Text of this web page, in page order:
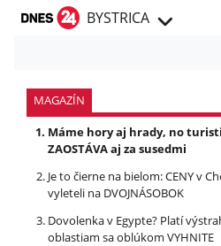
BYSTRICA
MAGAZÍN
Máme hory aj hrady, no
ZAOSTÁVA aj za susedmi
Je to čierne na bielom: CENY v
vyleteli na DVOJNÁSOBOK
Dovolenka v Egypte? Platí
oblastiam sa oblúkom VYHNITE